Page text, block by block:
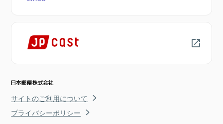
サイトのご利用について
プライバシーポリシー